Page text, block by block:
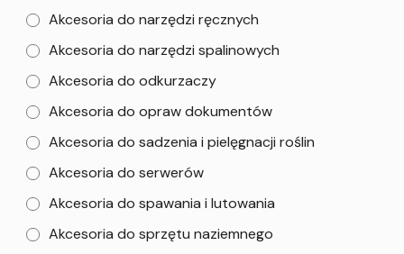
Akcesoria do narzędzi ręcznych
Akcesoria do narzędzi spalinowych
Akcesoria do odkurzaczy
Akcesoria do opraw dokumentów
Akcesoria do sadzenia i pielęgnacji roślin
Akcesoria do serwerów
Akcesoria do spawania i lutowania
Akcesoria do sprzętu naziemnego